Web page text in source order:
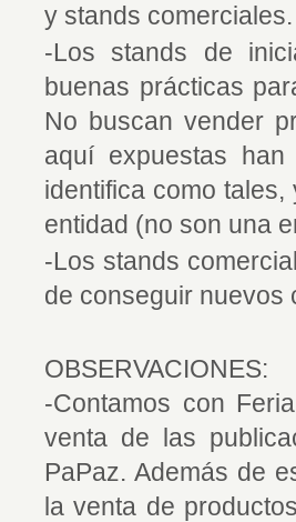
y stands comerciales.
-Los stands de
buenas prácticas
No buscan vender
aquí expuestas
identifica como
entidad (no son una
-Los stands
de conseguir nuevos
OBSERVACIONES:
-Contamos con
venta de las
PaPaz. Además de
la venta de